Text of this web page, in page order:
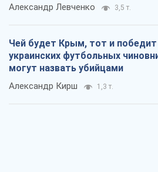
Александр Левченко 3,5 т.
Чей будет Крым, тот и победит
украинских футбольных
могут назвать убийцами
Александр Кирш 1,3 т.